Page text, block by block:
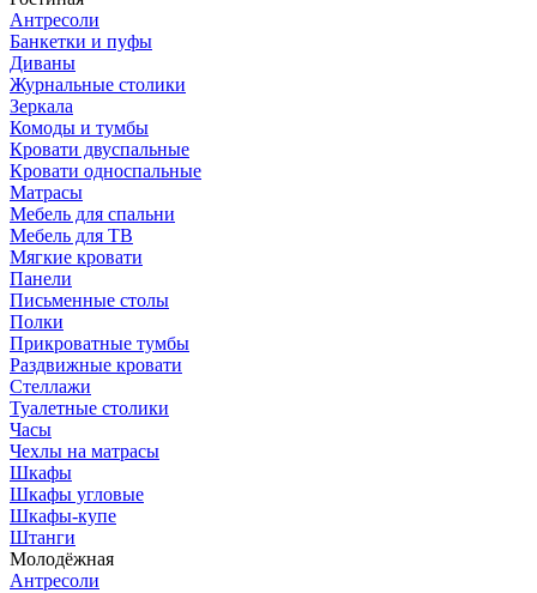
Антресоли
Банкетки и пуфы
Диваны
Журнальные столики
Зеркала
Комоды и тумбы
Кровати двуспальные
Кровати односпальные
Матрасы
Мебель для спальни
Мебель для ТВ
Мягкие кровати
Панели
Письменные столы
Полки
Прикроватные тумбы
Раздвижные кровати
Стеллажи
Туалетные столики
Часы
Чехлы на матрасы
Шкафы
Шкафы угловые
Шкафы-купе
Штанги
Молодёжная
Антресоли